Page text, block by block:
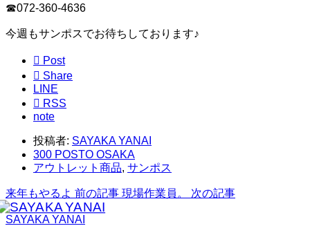
☎072-360-4636
今週もサンポスでお待ちしております♪
 Post
 Share
LINE
 RSS
note
投稿者: SAYAKA YANAI
300 POSTO OSAKA
アウトレット商品, サンポス
来年もやるよ 前の記事 現場作業員。 次の記事
SAYAKA YANAI